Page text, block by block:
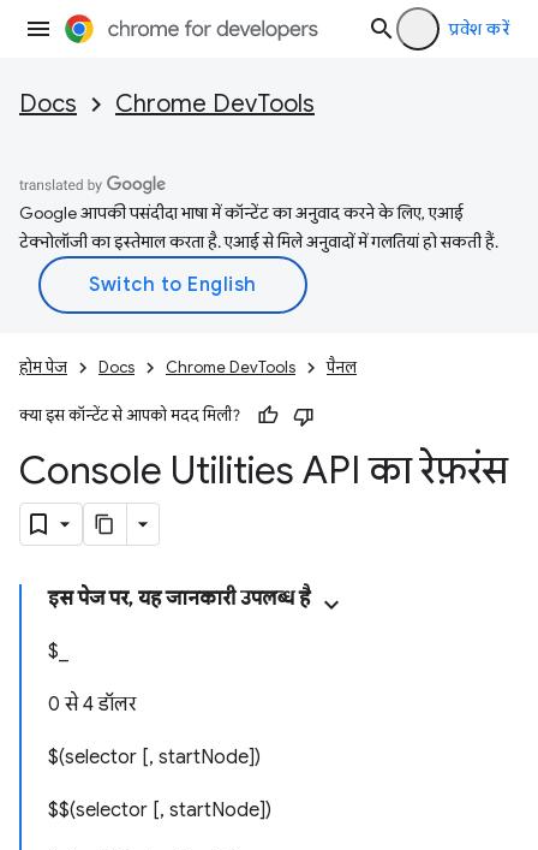
प्रवेश करें
Docs Chrome DevTools
Google आपकी पसंदीदा भाषा में कॉन्टेंट का अनुवाद करने के लिए, एआई
टेक्नोलॉजी का इस्तेमाल करता है. एआई से मिले अनुवादों में गलतियां हो सकती हैं.
होम पेज Docs Chrome DevTools पैनल
क्या इस कॉन्टेंट से आपको मदद मिली?
Console Utilities API का रेफ़रंस
इस पेज पर, यह जानकारी उपलब्ध है
$_
0 से 4 डॉलर
$(selector [, startNode])
$$(selector [, startNode])